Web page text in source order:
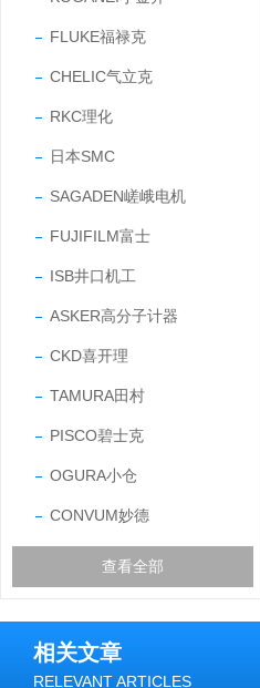
FLUKE福禄克
CHELIC气立克
RKC理化
日本SMC
SAGADEN嵯峨电机
FUJIFILM富士
ISB井口机工
ASKER高分子计器
CKD喜开理
TAMURA田村
PISCO碧士克
OGURA小仓
CONVUM妙德
查看全部
相关文章
RELEVANT ARTICLES